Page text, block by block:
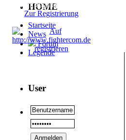
HOME
Startseite
News
Forum
Legende
User
nicht zugänglich sein.
Zur Registrierung